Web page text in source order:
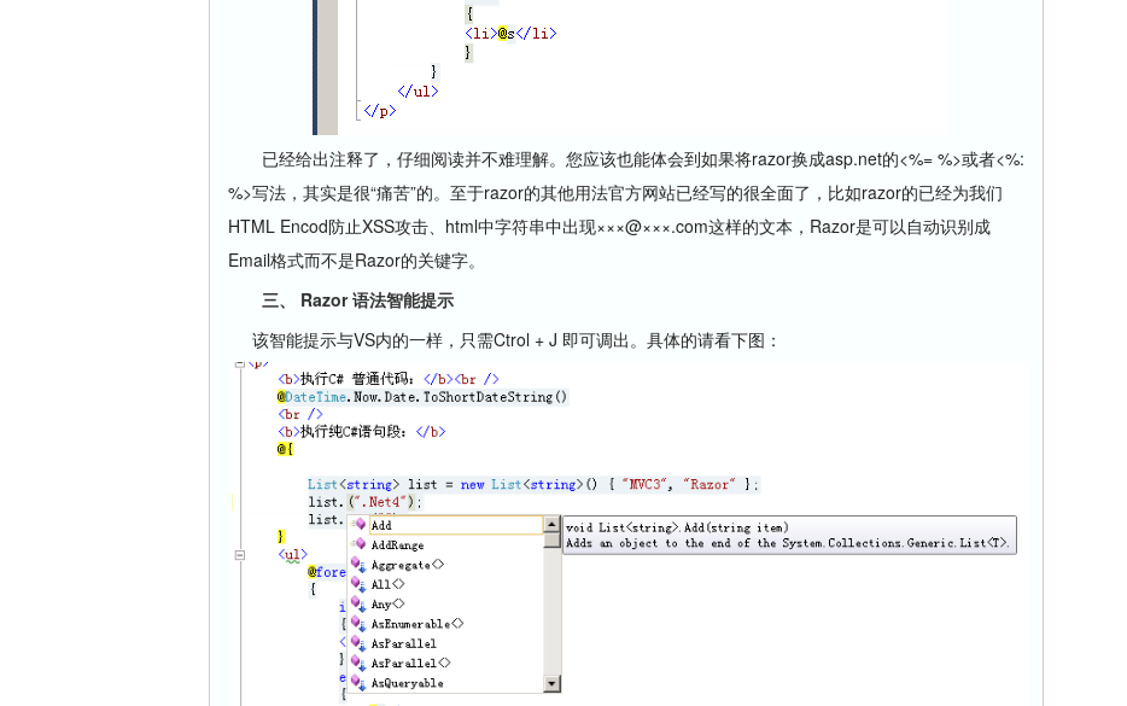
已经给出注释了，仔细阅读并不难理解。您应该也能体会到如果将razor换成asp.net的<%= %>或者<%:
%>写法，其实是很“痛苦”的。至于razor的其他用法官方网站已经写的很全面了，比如razor的已经为我们
HTML Encod防止XSS攻击、html中字符串中出现×××@×××.com这样的文本，Razor是可以自动识别成
Email格式而不是Razor的关键字。
三、 Razor 语法智能提示
该智能提示与VS内的一样，只需Ctrol + J 即可调出。具体的请看下图：